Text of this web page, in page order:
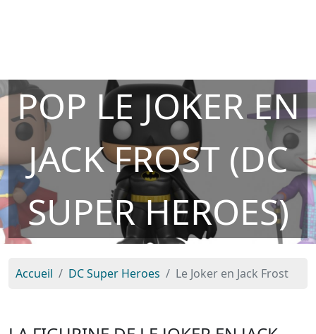
POP LE JOKER EN
JACK FROST (DC
SUPER HEROES)
Accueil DC Super Heroes Le Joker en Jack Frost